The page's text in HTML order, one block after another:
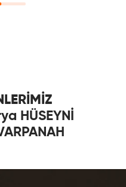
HÜSEYNİ